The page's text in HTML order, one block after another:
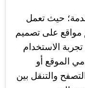
حيث تعمل
على تصميم
الاستخدام
الموقع أو
والتنقل بين